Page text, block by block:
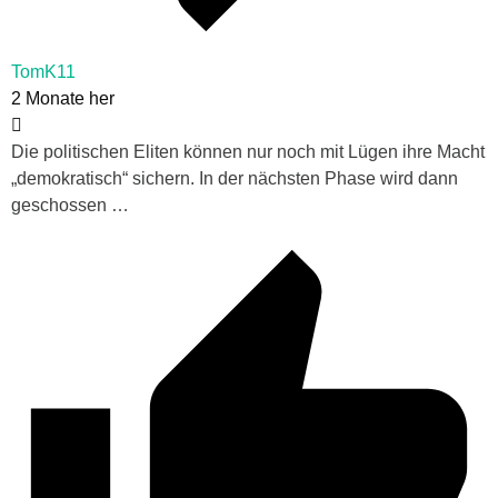
TomK11
2 Monate her
Die politischen Eliten können nur noch mit Lügen ihre Macht
„demokratisch“ sichern. In der nächsten Phase wird dann
geschossen …